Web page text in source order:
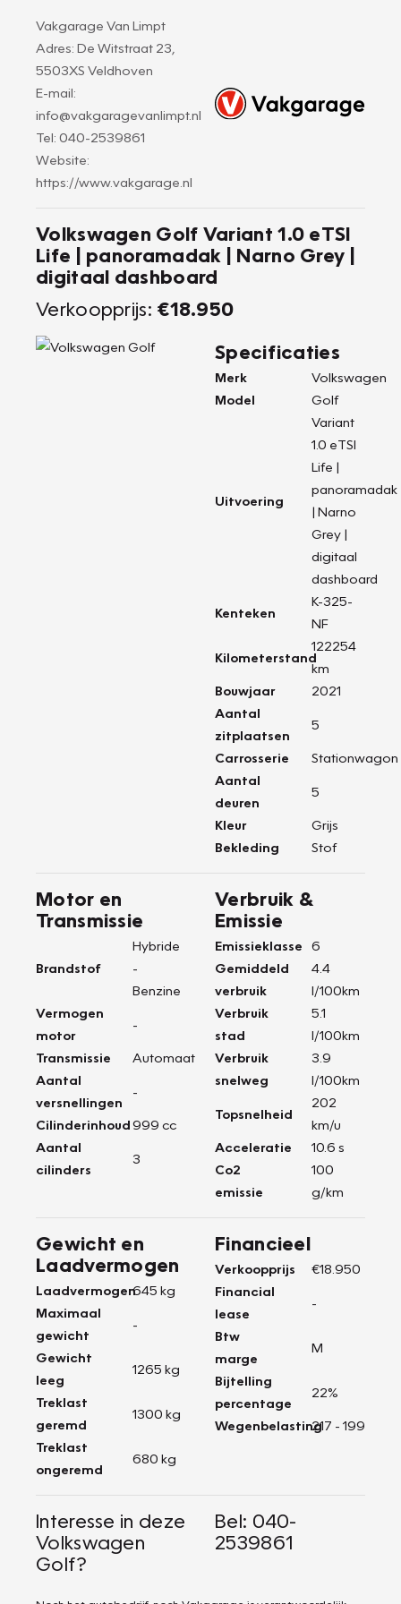
Vakgarage Van Limpt
Adres: De Witstraat 23,
5503XS Veldhoven
E-mail:
info@vakgaragevanlimpt.nl
Tel: 040-2539861
Website:
https://www.vakgarage.nl
Volkswagen Golf Variant 1.0 eTSI
Life | panoramadak | Narno Grey |
digitaal dashboard
Verkoopprijs: €18.950
Specificaties
Merk
Volkswagen
Model
Golf
Uitvoering
Variant
1.0 eTSI
Life |
panoramadak
| Narno
Grey |
digitaal
dashboard
Kenteken
K-325-
NF
Kilometerstand
122254
km
Bouwjaar
2021
Aantal
zitplaatsen
5
Carrosserie
Stationwagon
Aantal
deuren
5
Kleur
Grijs
Bekleding
Stof
Motor en
Transmissie
Brandstof
Hybride
-
Benzine
Vermogen
motor
-
Transmissie
Automaat
Aantal
versnellingen
-
Cilinderinhoud999 cc
Aantal
cilinders
3
Verbruik &
Emissie
Emissieklasse
6
Gemiddeld
verbruik
4.4
l/100km
Verbruik
stad
5.1
l/100km
Verbruik
snelweg
3.9
l/100km
Topsnelheid
202
km/u
Acceleratie
10.6 s
Co2
emissie
100
g/km
Gewicht en
Laadvermogen
Laadvermogen645 kg
Maximaal
gewicht
-
Gewicht
leeg
1265 kg
Treklast
geremd
1300 kg
Treklast
ongeremd
680 kg
Financieel
Verkoopprijs
€18.950
Financial
lease
-
Btw
marge
M
Bijtelling
percentage
22%
Wegenbelasting217 - 199
Interesse in deze
Volkswagen
Golf?
Bel: 040-
2539861